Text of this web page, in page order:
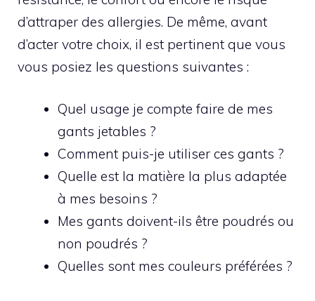
d’attraper des allergies. De même, avant
d’acter votre choix, il est pertinent que vous
vous posiez les questions suivantes :
Quel usage je compte faire de mes
gants jetables ?
Comment puis-je utiliser ces gants ?
Quelle est la matière la plus adaptée
à mes besoins ?
Mes gants doivent-ils être poudrés ou
non poudrés ?
Quelles sont mes couleurs préférées ?